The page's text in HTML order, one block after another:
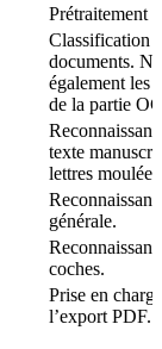
Prétraitement
Classification
documents.
également les
de la partie
texte
lettres
générale.
coches.
Prise en
l’export PDF.